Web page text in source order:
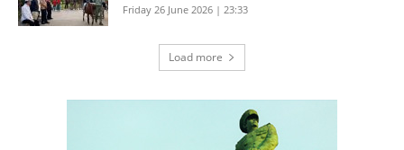
Friday 26 June 2026 | 23:33
Load more